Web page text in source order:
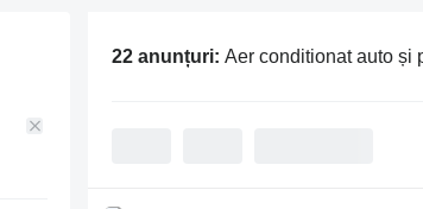
22 anunțuri: Aer conditionat auto și